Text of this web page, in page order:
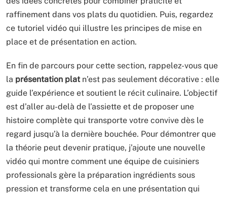
raffinement dans vos plats du quotidien. Puis, regardez
ce tutoriel vidéo qui illustre les principes de mise en
place et de présentation en action.
En fin de parcours pour cette section, rappelez-vous que
la présentation platn’est pas seulement décorative : elle
guide l’expérience et soutient le récit culinaire. L’objectif
est d’aller au-delà de l’assiette et de proposer une
histoire complète qui transporte votre convive dès le
regard jusqu’à la dernière bouchée. Pour démontrer que
la théorie peut devenir pratique, j’ajoute une nouvelle
vidéo qui montre comment une équipe de cuisiniers
professionals gère la préparation ingrédients sous
pression et transforme cela en une présentation qui